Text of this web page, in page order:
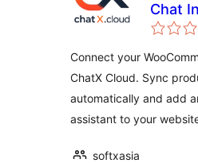
Chat
Connect your
ChatX Cloud. Sync
automatically and add
assistant to your
softxasia